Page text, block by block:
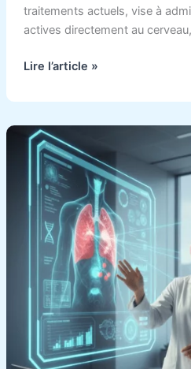
traitements actuels, vise à
actives directement au
Lire l’article »
Nouveaux
traitements
contre
cancer
poumon
ce
recherche
nous